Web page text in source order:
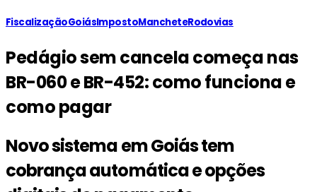
FiscalizaçãoGoiásImpostoMancheteRodovias
Pedágio sem cancela começa nas
BR-060 e BR-452: como funciona e
como pagar
Novo sistema em Goiás tem
cobrança automática e opções